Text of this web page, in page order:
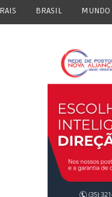
BRASIL MUNDO